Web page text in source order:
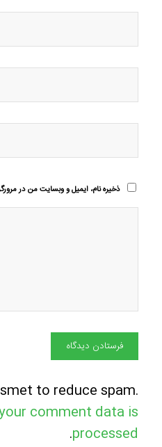
ذخیره نام، ایمیل و وبسایت من در
to reduce spam.
comment data is
processed
.